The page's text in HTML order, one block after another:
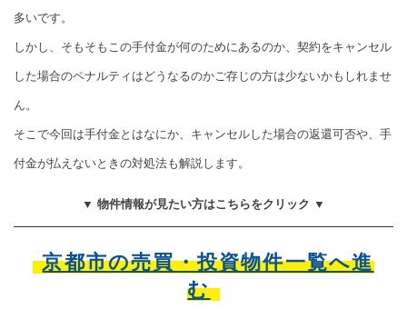
多いです。
しかし、そもそもこの手付金が何のためにあるのか、契約をキャンセル
した場合のペナルティはどうなるのかご存じの方は少ないかもしれませ
ん。
そこで今回は手付金とはなにか、キャンセルした場合の返還可否や、手
付金が払えないときの対処法も解説します。
▼ 物件情報が見たい方はこちらをクリック ▼
京都市の売買・投資物件一覧へ進
む